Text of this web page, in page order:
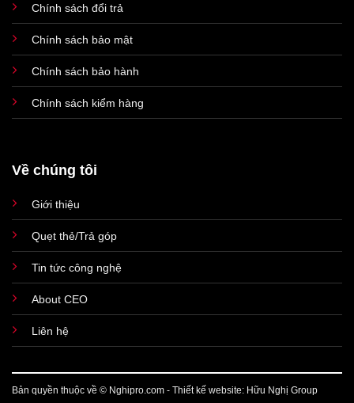
Haptic Touch đã có mặt trên màn hình iPhone 11 64GB cũ, thay
vì 3D Touch. Tính năng này cực kỳ nhanh chóng và dễ điều
chỉnh. Chúng tôi cũng nhận thấy nó mượt hơn cảm ứng 3D trên
iPhone XR và các thế hệ iPhone trước kia.
Âm thanh không gian Dolby Atmos phù hợp với tất cả các
iPhone mới. Đây là một bổ sung thú vị và hỗ trợ trong việc tạo
Chính sách đổi trả
Chính sách bảo mật
Chính sách bảo hành
Chính sách kiểm hàng
Về chúng tôi
Giới thiệu
Quẹt thẻ/Trả góp
Tin tức công nghệ
About CEO
Liên hệ
Bản quyền thuộc về © Nghipro.com - Thiết kế website: Hữu Nghị Group